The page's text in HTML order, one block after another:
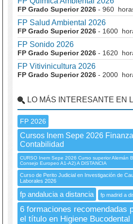
FP Grado Superior 2026 - 960
FP Salud Ambiental 2026
FP Grado Superior 2026 - 1600
FP Sonido 2026
FP Grado Superior 2026 - 1620
FP Vitivinicultura 2026
FP Grado Superior 2026 - 2000
LO MÁS INTERESANTE EN
FP 2026
Cursos Inem Sepe 2026
Contabilidad
CURSO Inem Sepe 2026 Curso superior Alemán
Consejo Europeo A1-A2) A DISTANCIA
Curso de Perito Judicial en Investigación de
Laborales 2026
fp andalucia a distancia fp madrid a
6 formaciones recomendadas
el título en Higiene Bucodental